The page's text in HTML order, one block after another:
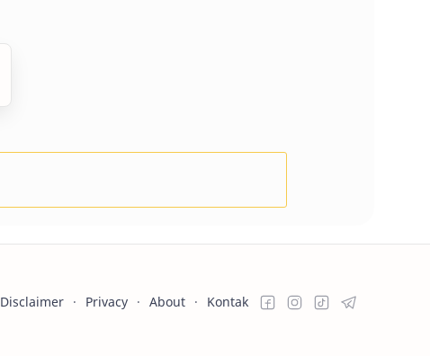
Disclaimer Privacy About Kontak